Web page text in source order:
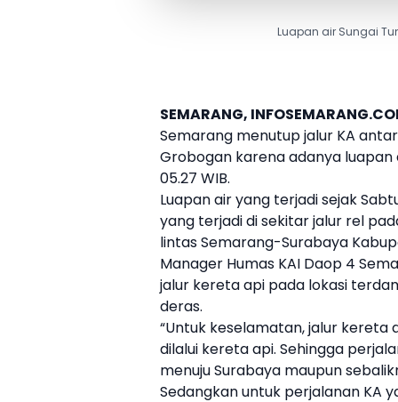
Luapan air Sungai
SEMARANG,
Semarang menutup jalur KA
Grobogan karena adanya
05.27 WIB.
Luapan air yang terjadi sejak
yang terjadi di sekitar jalur rel
lintas Semarang-Surabaya
Manager Humas KAI Daop 4
jalur kereta api pada lokasi
deras.
“Untuk keselamatan,jalur kereta
dilalui kereta api. Sehingga
menuju Surabaya maupun
Sedangkan untuk perjalanan KA